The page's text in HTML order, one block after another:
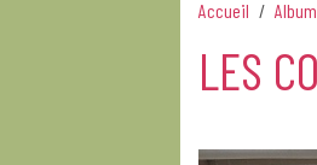
Accueil Album
LES